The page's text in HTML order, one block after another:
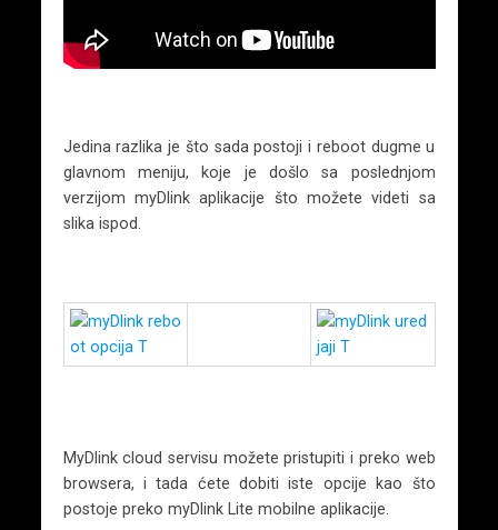
Jedina razlika je što sada postoji i reboot dugme u
glavnom meniju, koje je došlo sa poslednjom
verzijom myDlink aplikacije što možete videti sa
slika ispod.
MyDlink cloud servisu možete pristupiti i preko web
browsera, i tada ćete dobiti iste opcije kao što
postoje preko myDlink Lite mobilne aplikacije.